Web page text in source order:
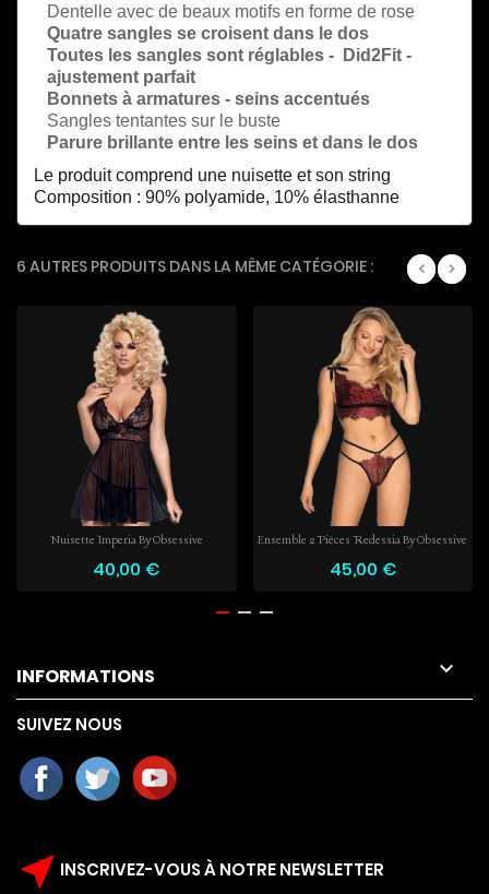
Dentelle avec de beaux motifs en forme de rose
Quatre sangles se croisent dans le dos
Toutes les sangles sont réglables -
Did2Fit -
ajustement parfait
Bonnets à armatures - seins accentués
Sangles tentantes sur le buste
Parure brillante entre les seins et dans le dos
Le produit comprend une nuisette et son string
Composition : 90% polyamide, 10% élasthanne
6 AUTRES PRODUITS DANS LA MÊME CATÉGORIE :
Nuisette Imperia By Obsessive
40,00 €
Ensemble 2 Pièces Redessia By Obsessive
45,00 €
INFORMATIONS 
SUIVEZ NOUS
near_me INSCRIVEZ-VOUS À NOTRE NEWSLETTER